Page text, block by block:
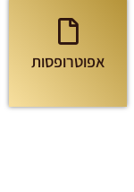
אפוטרופסות